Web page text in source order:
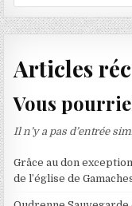
Articles
Vous
Il n’y a pas d’entrée
Grâce au don
de l’église de